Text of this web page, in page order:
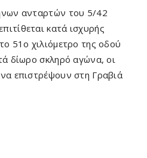
ανταρτών του 5/42
κατά ισχυρής
51ο χιλιόμετρο της οδού
δίωρο σκληρό αγώνα, οι
επιστρέψουν στη Γραβιά